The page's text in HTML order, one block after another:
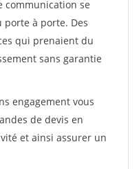
communication se
à porte. Des
qui prenaient du
sans garantie
engagement vous
de devis en
et ainsi assurer un